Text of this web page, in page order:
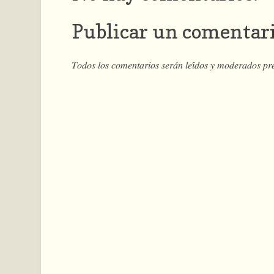
Publicar un
𝑇𝑜𝑑𝑜𝑠 𝑙𝑜𝑠 𝑐𝑜𝑚𝑒𝑛𝑡𝑎𝑟𝑖𝑜𝑠 𝑠𝑒𝑟𝑎́𝑛 𝑙𝑒𝑖́𝑑𝑜𝑠 𝑦 𝑚𝑜𝑑𝑒𝑟𝑎𝑑𝑜𝑠